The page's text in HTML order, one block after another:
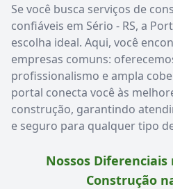
Se você busca serviços de
confiáveis em Sério - RS, a
escolha ideal. Aqui, você
empresas comuns:
profissionalismo e ampla
portal conecta você às
construção, garantindo
e seguro para qualquer tipo
Nossos Diferenciais
Construção